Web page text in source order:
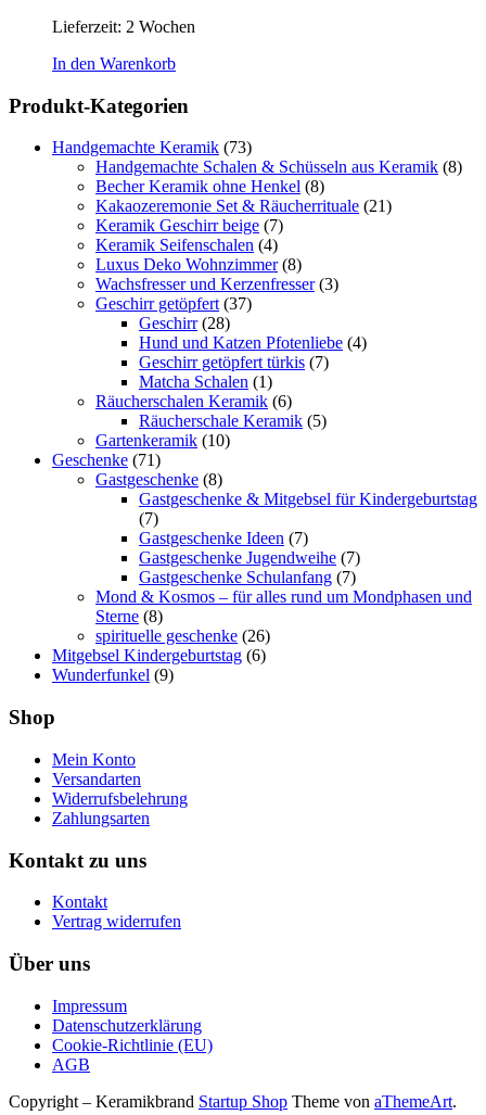
Lieferzeit: 2 Wochen
In den Warenkorb
Produkt-Kategorien
Handgemachte Keramik (73)
Handgemachte Schalen & Schüsseln aus Keramik (8)
Becher Keramik ohne Henkel (8)
Kakaozeremonie Set & Räucherrituale (21)
Keramik Geschirr beige (7)
Keramik Seifenschalen (4)
Luxus Deko Wohnzimmer (8)
Wachsfresser und Kerzenfresser (3)
Geschirr getöpfert (37)
Geschirr (28)
Hund und Katzen Pfotenliebe (4)
Geschirr getöpfert türkis (7)
Matcha Schalen (1)
Räucherschalen Keramik (6)
Räucherschale Keramik (5)
Gartenkeramik (10)
Geschenke (71)
Gastgeschenke (8)
Gastgeschenke & Mitgebsel für Kindergeburtstag
(7)
Gastgeschenke Ideen (7)
Gastgeschenke Jugendweihe (7)
Gastgeschenke Schulanfang (7)
Mond & Kosmos – für alles rund um Mondphasen und
Sterne (8)
spirituelle geschenke (26)
Mitgebsel Kindergeburtstag (6)
Wunderfunkel (9)
Shop
Mein Konto
Versandarten
Widerrufsbelehrung
Zahlungsarten
Kontakt zu uns
Kontakt
Vertrag widerrufen
Über uns
Impressum
Datenschutzerklärung
Cookie-Richtlinie (EU)
AGB
Copyright – Keramikbrand Startup Shop Theme von aThemeArt.